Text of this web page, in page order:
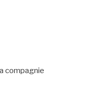
compagnie